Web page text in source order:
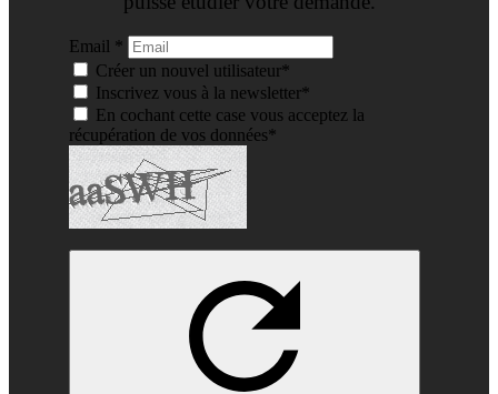
Email *
Créer un nouvel utilisateur*
Inscrivez vous à la newsletter*
En cochant cette case vous acceptez la
récupération de vos données*